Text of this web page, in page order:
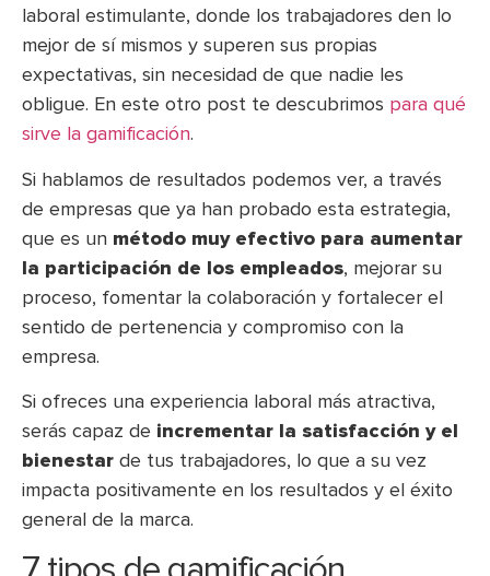
laboral estimulante, donde los trabajadores den lo
mejor de sí mismos y superen sus propias
expectativas, sin necesidad de que nadie les
obligue. En este otro post te descubrimos para qué
sirve la gamificación.
Si hablamos de resultados podemos ver, a través
de empresas que ya han probado esta estrategia,
que es un método muy efectivo para aumentar
la participación de los empleados, mejorar su
proceso, fomentar la colaboración y fortalecer el
sentido de pertenencia y compromiso con la
empresa.
Si ofreces una experiencia laboral más atractiva,
serás capaz de incrementar la satisfacción y el
bienestar de tus trabajadores, lo que a su vez
impacta positivamente en los resultados y el éxito
general de la marca.